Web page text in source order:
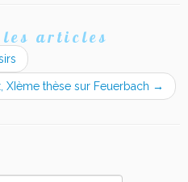
articles
XIème thèse sur Feuerbach →